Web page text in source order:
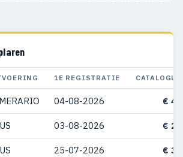
1E REGISTRATIE
04-08-2026 €
03-08-2026 €
25-07-2026 €